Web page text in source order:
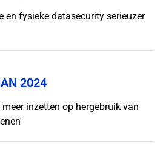
en fysieke datasecurity serieuzer
2024
inzetten op hergebruik van